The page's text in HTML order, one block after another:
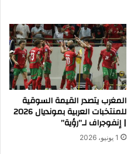
المغرب يتصدر القيمة السوقية
للمنتخبات العربية بمونديال 2026
| إنفوجراف لـ”رؤية”
1 يونيو، 2026